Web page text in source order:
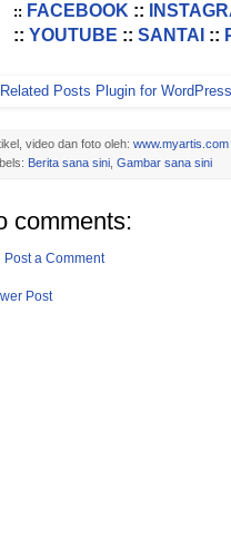
:: FACEBOOK ::
:: YOUTUBE :: SANTAI ::
video dan foto oleh: www.myartis.com
Berita sana sini Gambar sana sini
comments:
Post a Comment
Post